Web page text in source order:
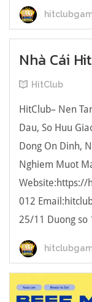
Nhà Cái
HitClub
HitClub– Nen
Dau, So Huu
Dong On Dinh,
Nghiem Muot
Website:https://
012 Email:
25/11 Duong so